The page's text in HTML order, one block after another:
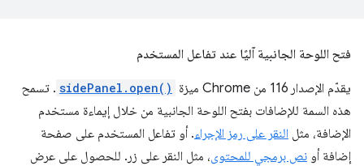
فتح اللوحة الجانبية آليًا عند تفاعل المستخدم
يقدّم الإصدار 116 من Chrome ميزة sidePanel.open() . تسمح
هذه السمة للإضافات بفتح اللوحة الجانبية من خلال إيماءة مستخدم
الإضافة، مثل النقر على رمز الإجراء. أو تفاعل المستخدم على صفحة
إضافة أو نص برمجي للمحتوى، مثل النقر على زر. للحصول على عرض